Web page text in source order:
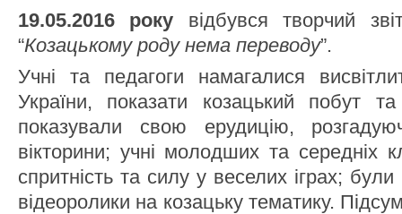
19.05.2016 року відбувся творчий
“Козацькому роду нема переводу”.
Учні та педагоги намагалися
України, показати козацький побут та
показували свою ерудицію,
вікторини; учні молодших та середніх
спритність та силу у веселих іграх; були
відеоролики на козацьку тематику.